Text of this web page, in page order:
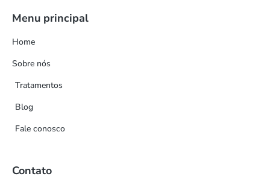
Menu principal
Home
Sobre nós
Tratamentos
Blog
Fale conosco
Contato